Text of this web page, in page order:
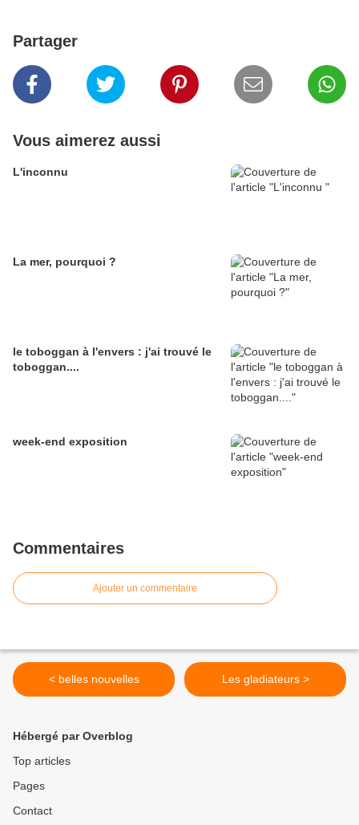
Partager
Vous aimerez aussi
L'inconnu
La mer, pourquoi ?
le toboggan à l'envers : j'ai trouvé le
toboggan....
week-end exposition
Commentaires
Ajouter un commentaire
< belles nouvelles Les gladiateurs >
Hébergé par Overblog
Top articles
Pages
Contact